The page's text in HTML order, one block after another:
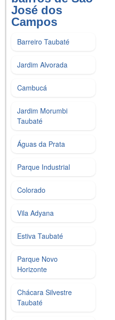
José dos
Campos​
Barreiro Taubaté
Jardim Alvorada
Cambucá
Jardim Morumbi
Taubaté
Águas da Prata
Parque Industrial
Colorado
Vila Adyana
Estiva Taubaté
Parque Novo
Horizonte
Chácara Silvestre
Taubaté